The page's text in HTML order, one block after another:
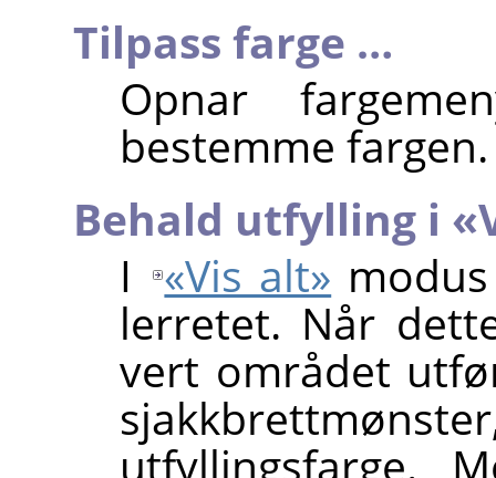
Tilpass farge …
Opnar
bestemme fargen.
Behald utfylling i
I
«Vis alt»
lerretet. Når
vert området
utfyllingsfarge.